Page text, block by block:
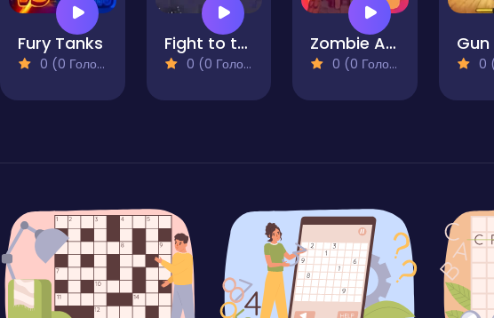
Fury Tanks
0 (0 Голосів)
Fight to the End
0 (0 Голосів)
Zombie Apocalypse
0 (0 Голосів) 0